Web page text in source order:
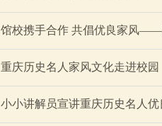
馆校携手合作 共倡优良家风——
重庆历史名人家风文化走进校园
小小讲解员宣讲重庆历史名人